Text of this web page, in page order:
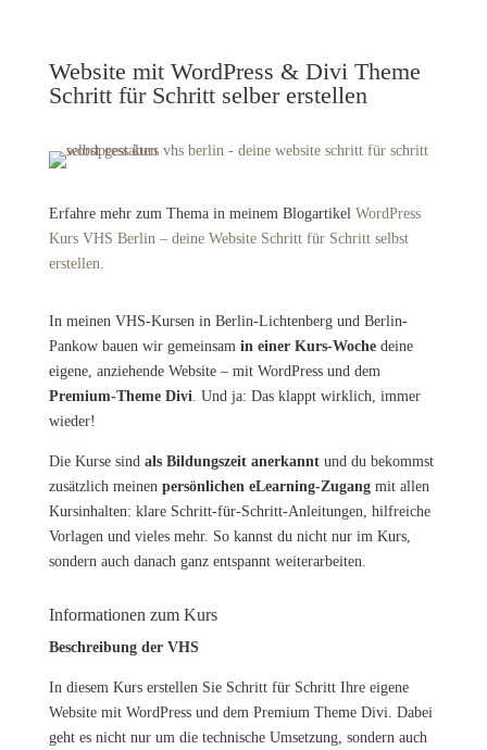
Website mit WordPress & Divi Theme
Schritt für Schritt selber erstellen
Erfahre mehr zum Thema in meinem Blogartikel WordPress
Kurs VHS Berlin – deine Website Schritt für Schritt selbst
erstellen.
In meinen VHS-Kursen in Berlin-Lichtenberg und Berlin-
Pankow bauen wir gemeinsam in einer Kurs-Wochedeine
eigene, anziehende Website – mit WordPress und dem
Premium-Theme Divi . Und ja: Das klappt wirklich, immer
wieder!
Die Kurse sind als Bildungszeit anerkanntund du bekommst
zusätzlich meinen persönlichen eLearning-Zugangmit allen
Kursinhalten: klare Schritt-für-Schritt-Anleitungen, hilfreiche
Vorlagen und vieles mehr. So kannst du nicht nur im Kurs,
sondern auch danach ganz entspannt weiterarbeiten.
Informationen zum Kurs
Beschreibung der VHS
In diesem Kurs erstellen Sie Schritt für Schritt Ihre eigene
Website mit WordPress und dem Premium Theme Divi. Dabei
geht es nicht nur um die technische Umsetzung, sondern auch